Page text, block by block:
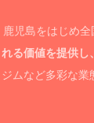
鹿児島をはじめ
れる価値を提供し
ジムなど多彩な